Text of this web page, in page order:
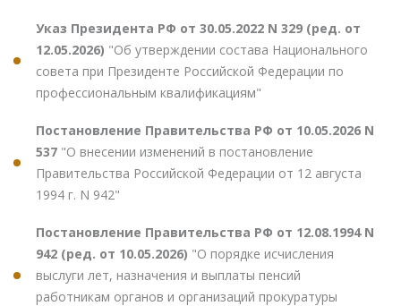
Указ Президента РФ от 30.05.2022 N 329 (ред. от
12.05.2026) "Об утверждении состава Национального
совета при Президенте Российской Федерации по
профессиональным квалификациям"
Постановление Правительства РФ от 10.05.2026 N
537 "О внесении изменений в постановление
Правительства Российской Федерации от 12 августа
1994 г. N 942"
Постановление Правительства РФ от 12.08.1994 N
942 (ред. от 10.05.2026) "О порядке исчисления
выслуги лет, назначения и выплаты пенсий
работникам органов и организаций прокуратуры